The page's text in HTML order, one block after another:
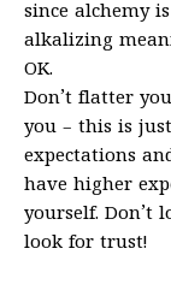
since alchemy
alkalizing
OK.
Don’t flatter
you – this is
expectations
have higher
yourself. Don’t
look for trust!